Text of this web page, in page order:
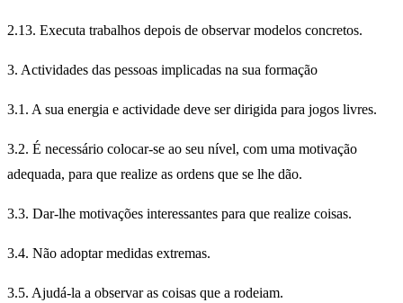
2.13. Executa trabalhos depois de observar modelos concretos.
3. Actividades das pessoas implicadas na sua formação
3.1. A sua energia e actividade deve ser dirigida para jogos livres.
3.2. É necessário colocar-se ao seu nível, com uma motivação
adequada, para que realize as ordens que se lhe dão.
3.3. Dar-lhe motivações interessantes para que realize coisas.
3.4. Não adoptar medidas extremas.
3.5. Ajudá-la a observar as coisas que a rodeiam.